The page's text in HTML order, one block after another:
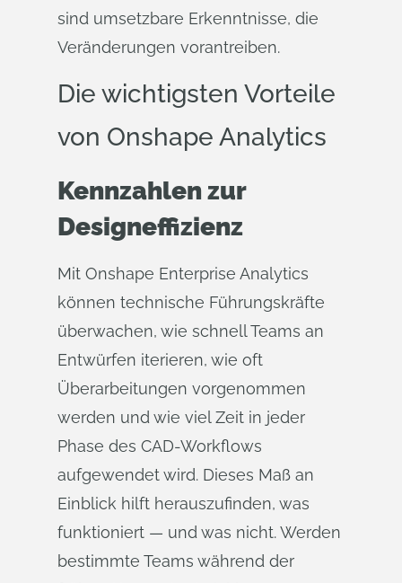
sind umsetzbare Erkenntnisse, die
Veränderungen vorantreiben.
Die wichtigsten Vorteile
von Onshape Analytics
Kennzahlen zur
Designeffizienz
Mit Onshape Enterprise Analytics
können technische Führungskräfte
überwachen, wie schnell Teams an
Entwürfen iterieren, wie oft
Überarbeitungen vorgenommen
werden und wie viel Zeit in jeder
Phase des CAD-Workflows
aufgewendet wird. Dieses Maß an
Einblick hilft herauszufinden, was
funktioniert — und was nicht. Werden
bestimmte Teams während der